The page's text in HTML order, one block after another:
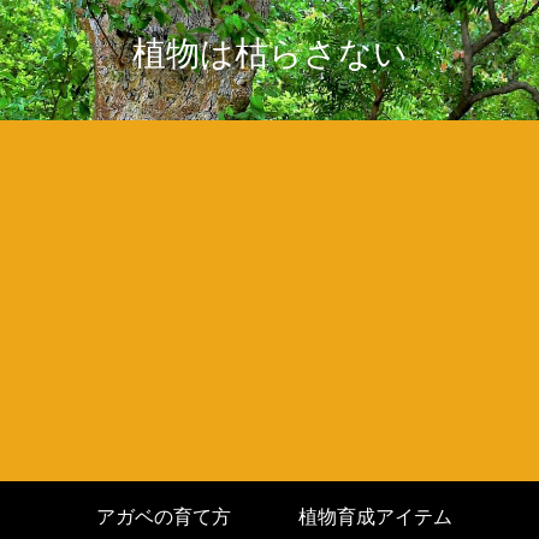
植物は枯らさない
アガベの育て方 植物育成アイテム